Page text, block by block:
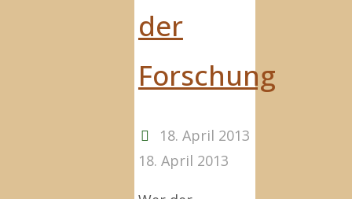
der
Forschung
18. April 2013
18. April 2013